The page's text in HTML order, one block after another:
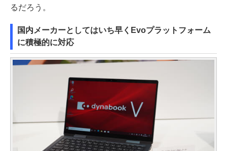
るだろう。
国内メーカーとしてはいち早くEvoプラットフォーム
に積極的に対応